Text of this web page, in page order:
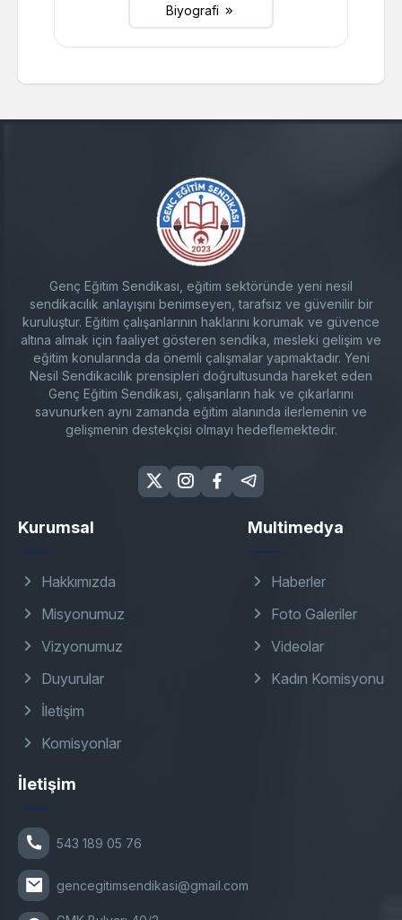
Biyografi
Genç Eğitim Sendikası, eğitim sektöründe yeni nesil
sendikacılık anlayışını benimseyen, tarafsız ve güvenilir bir
kuruluştur. Eğitim çalışanlarının haklarını korumak ve güvence
altına almak için faaliyet gösteren sendika, mesleki gelişim ve
eğitim konularında da önemli çalışmalar yapmaktadır. Yeni
Nesil Sendikacılık prensipleri doğrultusunda hareket eden
Genç Eğitim Sendikası, çalışanların hak ve çıkarlarını
savunurken aynı zamanda eğitim alanında ilerlemenin ve
gelişmenin destekçisi olmayı hedeflemektedir.
Kurumsal
Hakkımızda
Misyonumuz
Vizyonumuz
Duyurular
İletişim
Komisyonlar
Multimedya
Haberler
Foto Galeriler
Videolar
Kadın Komisyonu
İletişim
543 189 05 76
gencegitimsendikasi@gmail.com